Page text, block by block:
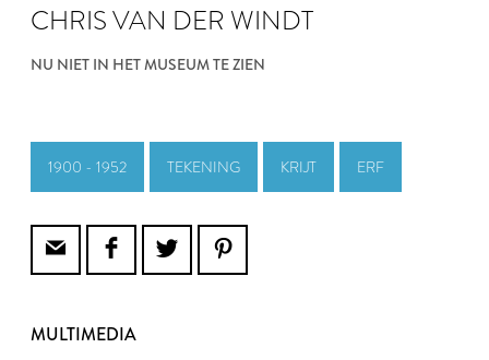
CHRIS VAN DER WINDT
NU NIET IN HET MUSEUM TE ZIEN
1900 - 1952 TEKENING KRIJT ERF
MULTIMEDIA